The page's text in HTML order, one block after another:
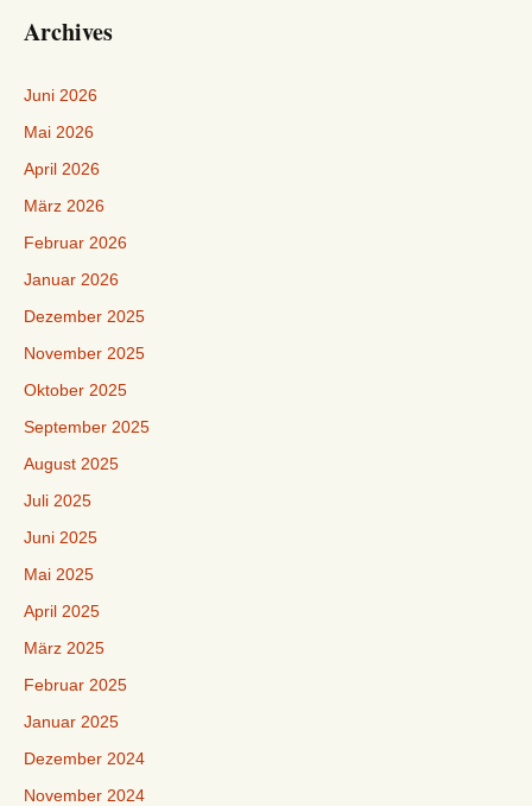
Archives
Juni 2026
Mai 2026
April 2026
März 2026
Februar 2026
Januar 2026
Dezember 2025
November 2025
Oktober 2025
September 2025
August 2025
Juli 2025
Juni 2025
Mai 2025
April 2025
März 2025
Februar 2025
Januar 2025
Dezember 2024
November 2024